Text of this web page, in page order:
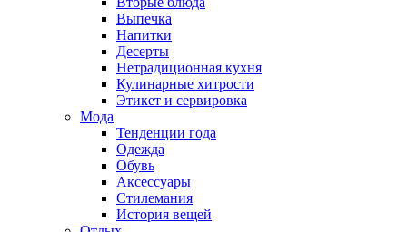
Выпечка
Напитки
Десерты
Нетрадиционная кухня
Кулинарные хитрости
Этикет и сервировка
Мода
Тенденции года
Одежда
Обувь
Аксессуары
Стилемания
История вещей